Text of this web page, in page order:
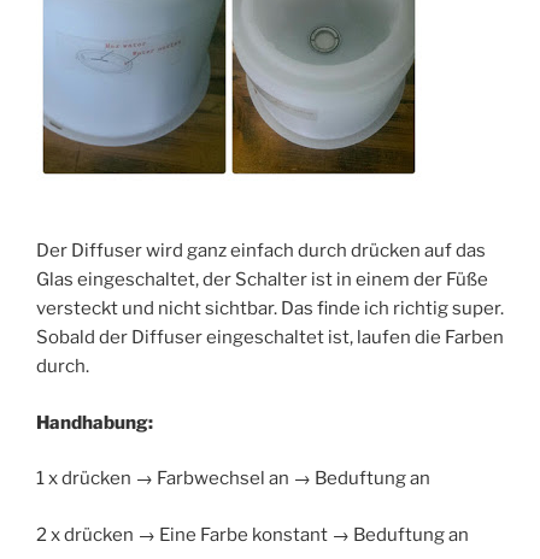
Der Diffuser wird ganz einfach durch drücken auf das
Glas eingeschaltet, der Schalter ist in einem der Füße
versteckt und nicht sichtbar. Das finde ich richtig super.
Sobald der Diffuser eingeschaltet ist, laufen die Farben
durch.
Handhabung:
1 x drücken → Farbwechsel an → Beduftung an
2 x drücken → Eine Farbe konstant → Beduftung an